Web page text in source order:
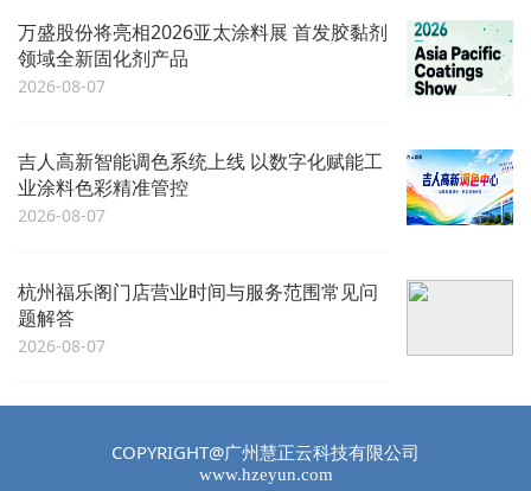
万盛股份将亮相2026亚太涂料展 首发胶黏剂
领域全新固化剂产品
2026-08-07
吉人高新智能调色系统上线 以数字化赋能工
业涂料色彩精准管控
2026-08-07
杭州福乐阁门店营业时间与服务范围常见问
题解答
2026-08-07
COPYRIGHT@广州慧正云科技有限公司
www.hzeyun.com